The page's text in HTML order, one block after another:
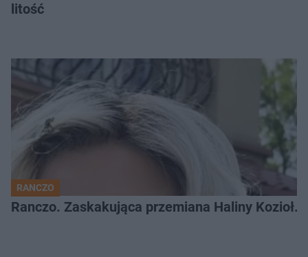
litość
RANCZO
Ranczo. Zaskakująca przemiana Haliny